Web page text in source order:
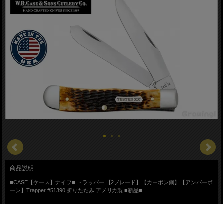
商品説明
■CASE【ケース】ナイフ■ トラッパー 【2ブレード】【カーボン鋼】【アンバーボ
ーン】Trapper #51390 折りたたみ アメリカ製 ■新品■